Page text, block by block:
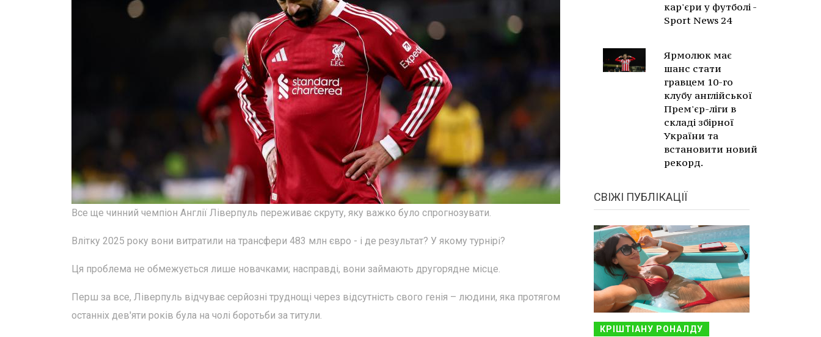
Все ще чинний чемпіон Англії Ліверпуль переживає скруту, яку важко було спрогнозувати.
Влітку 2025 року вони витратили на трансфери 483 млн євро - і де результат? У якому турнірі?
Ця проблема не обмежується лише новачками; насправді, вони займають другорядне місце.
Перш за все, Ліверпуль відчуває серйозні труднощі через відсутність свого генія – людини, яка протягом
останніх дев'яти років була на чолі боротьби за титули.
кар'єри у футболі -
Sport News 24
Ярмолюк має
шанс стати
гравцем 10-го
клубу англійської
Прем'єр-ліги в
складі збірної
України та
встановити новий
рекорд.
СВІЖІ ПУБЛІКАЦІЇ
КРІШТІАНУ РОНАЛДУ